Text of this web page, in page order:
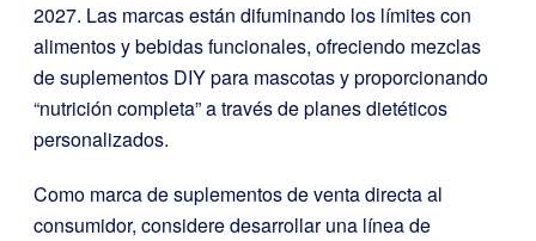
2027. Las marcas están difuminando los límites con
alimentos y bebidas funcionales, ofreciendo mezclas
de suplementos DIY para mascotas y proporcionando
“nutrición completa” a través de planes dietéticos
personalizados.
Como marca de suplementos de venta directa al
consumidor, considere desarrollar una línea de